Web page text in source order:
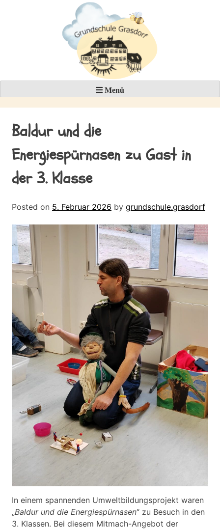
Menü
Baldur und die
Energiespürnasen zu Gast in
der 3. Klasse
Posted on 5. Februar 2026 by grundschule.grasdorf
In einem spannenden Umweltbildungsprojekt waren
„Baldur und die Energiespürnasen“ zu Besuch in den
3. Klassen. Bei diesem Mitmach-Angebot der